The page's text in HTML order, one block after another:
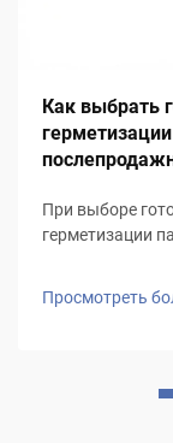
Как выбрать
При выборе
герметизации
упаковки,
герметичных
Просмотреть